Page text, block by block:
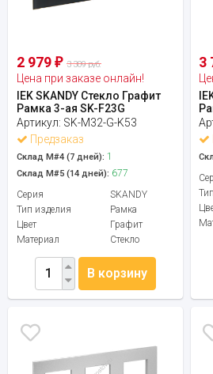
2 979 ₽ 3 309 руб.
Цена при заказе онлайн!
IEK SKANDY Стекло Графит
Рамка 3-ая SK-F23G
Артикул: SK-M32-G-K53
Предзаказ
Склад М#4 (7 дней): 1
Склад М#5 (14 дней): 677
Серия
SKANDY
Тип изделия
Рамка
Цвет
Графит
Материал
Стекло
В корзину
3